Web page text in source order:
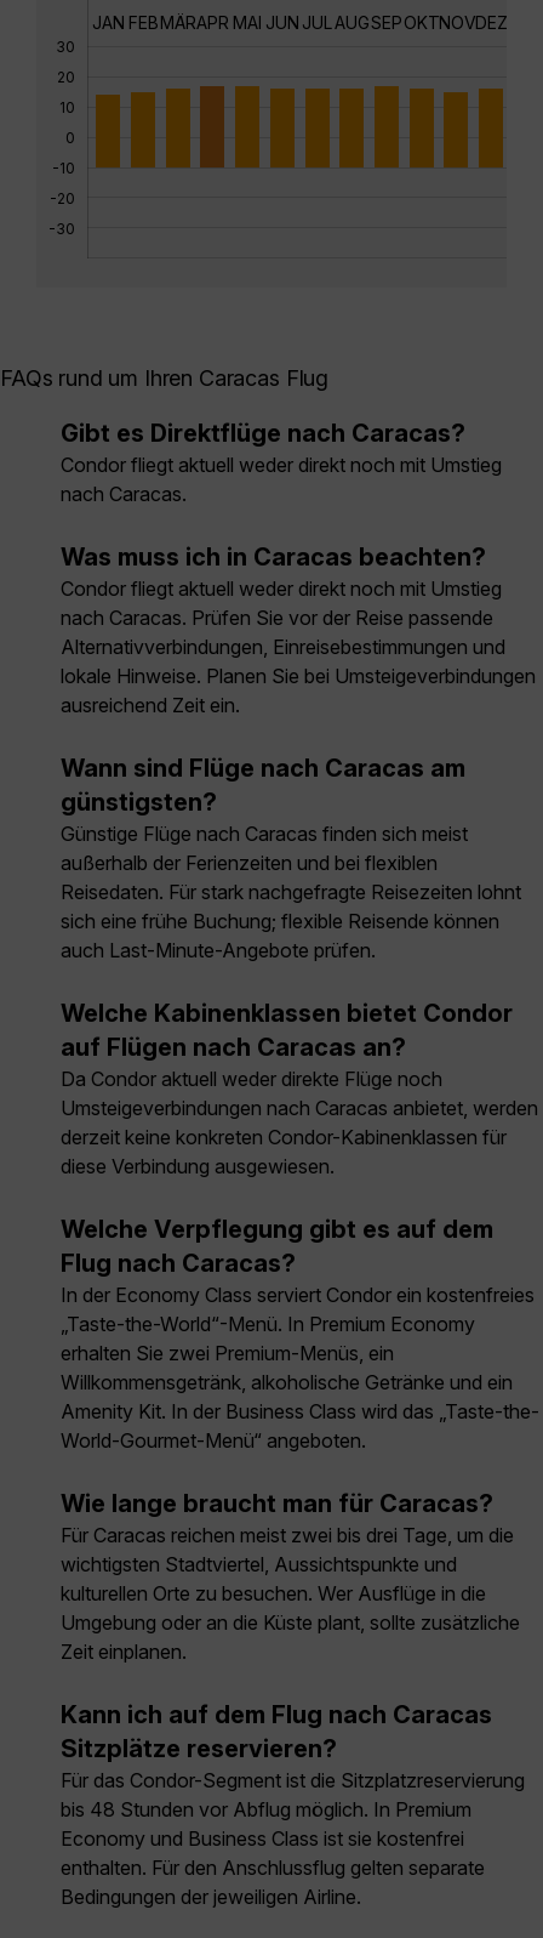
30
20
10
0
-10
-20
-30
JAN FEBMÄRAPR MAI JUN JUL AUGSEPOKTNOVDEZ
FAQs rund um Ihren Caracas Flug
Gibt es Direktflüge nach Caracas?
Condor fliegt aktuell weder direkt noch mit Umstieg
nach Caracas.
Was muss ich in Caracas beachten?
Condor fliegt aktuell weder direkt noch mit Umstieg
nach Caracas. Prüfen Sie vor der Reise passende
Alternativverbindungen, Einreisebestimmungen und
lokale Hinweise. Planen Sie bei Umsteigeverbindungen
ausreichend Zeit ein.
Wann sind Flüge nach Caracas am
günstigsten?
Günstige Flüge nach Caracas finden sich meist
außerhalb der Ferienzeiten und bei flexiblen
Reisedaten. Für stark nachgefragte Reisezeiten lohnt
sich eine frühe Buchung; flexible Reisende können
auch Last-Minute-Angebote prüfen.
Welche Kabinenklassen bietet Condor
auf Flügen nach Caracas an?
Da Condor aktuell weder direkte Flüge noch
Umsteigeverbindungen nach Caracas anbietet, werden
derzeit keine konkreten Condor-Kabinenklassen für
diese Verbindung ausgewiesen.
Welche Verpflegung gibt es auf dem
Flug nach Caracas?
In der Economy Class serviert Condor ein kostenfreies
„Taste-the-World“-Menü. In Premium Economy
erhalten Sie zwei Premium-Menüs, ein
Willkommensgetränk, alkoholische Getränke und ein
Amenity Kit. In der Business Class wird das „Taste-the-
World-Gourmet-Menü“ angeboten.
Wie lange braucht man für Caracas?
Für Caracas reichen meist zwei bis drei Tage, um die
wichtigsten Stadtviertel, Aussichtspunkte und
kulturellen Orte zu besuchen. Wer Ausflüge in die
Umgebung oder an die Küste plant, sollte zusätzliche
Zeit einplanen.
Kann ich auf dem Flug nach Caracas
Sitzplätze reservieren?
Für das Condor-Segment ist die Sitzplatzreservierung
bis 48 Stunden vor Abflug möglich. In Premium
Economy und Business Class ist sie kostenfrei
enthalten. Für den Anschlussflug gelten separate
Bedingungen der jeweiligen Airline.